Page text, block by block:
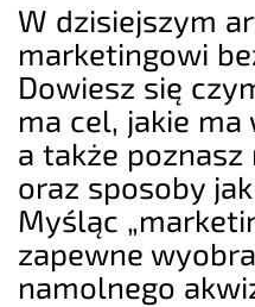
W dzisiejszym
marketingowi
Dowiesz się
ma cel, jakie
a także poznasz
oraz sposoby
Myśląc
zapewne
namolnego